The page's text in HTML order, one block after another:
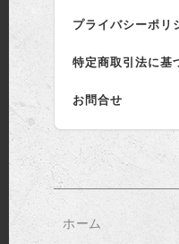
プライバシーポリ
特定商取引法に基
お問合せ
ホーム